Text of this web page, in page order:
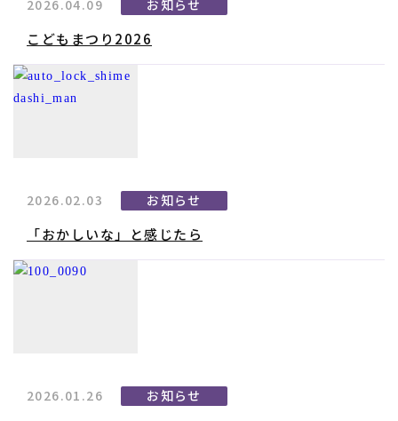
2026.04.09 お知らせ
こどもまつり2026
2026.02.03 お知らせ
「おかしいな」と感じたら
2026.01.26 お知らせ